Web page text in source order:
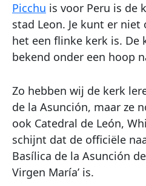
Picchu is voor Peru is de
stad Leon. Je kunt er niet
het een flinke kerk is. De
bekend onder een hoop
Zo hebben wij de kerk
de la Asunción, maar ze
ook Catedral de León,
schijnt dat de officiële
Basílica de la Asunción
Virgen María’ is.